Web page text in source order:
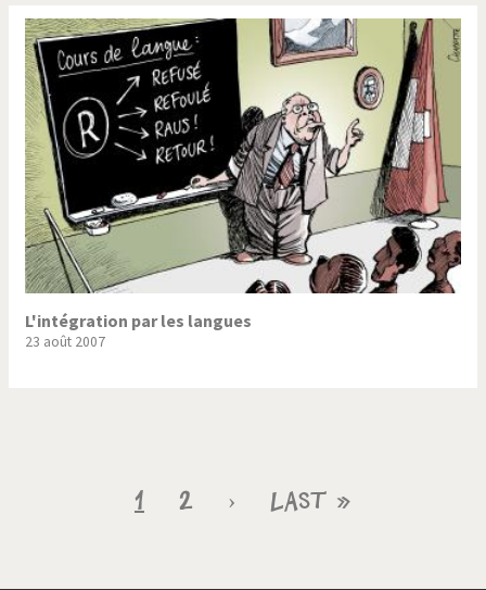
L'intégration par les langues
23 août 2007
Page
1 Page
2
Page
›
Dernière
Last »